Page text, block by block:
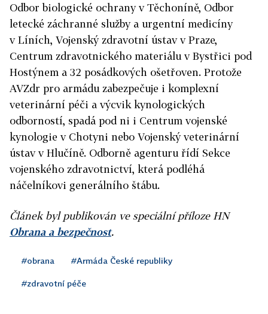
Odbor biologické ochrany v Těchoníně, Odbor
letecké záchranné služby a urgentní medicíny
v Líních, Vojenský zdravotní ústav v Praze,
Centrum zdravotnického materiálu v Bystřici pod
Hostýnem a 32 posádkových ošetřoven. Protože
AVZdr pro armádu zabezpečuje i komplexní
veterinární péči a výcvik kynologických
odborností, spadá pod ni i Centrum vojenské
kynologie v Chotyni nebo Vojenský veterinární
ústav v Hlučíně. Odborně agenturu řídí Sekce
vojenského zdravotnictví, která podléhá
náčelníkovi generálního štábu.
Článek byl publikován ve speciální příloze HN
Obrana a bezpečnost.
#obrana #Armáda České republiky
#zdravotní péče